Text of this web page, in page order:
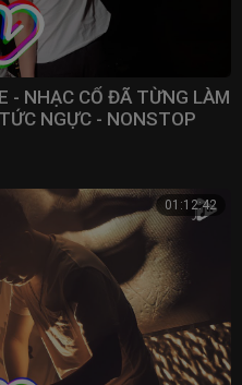
- NHẠC CỔ ĐÃ TỪNG LÀM
NGỰC - NONSTOP
01:12:42